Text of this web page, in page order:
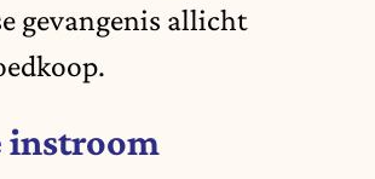
gevangenis allicht
instroom